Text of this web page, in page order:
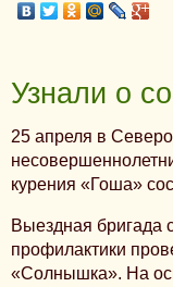
Узнали о
25 апреля в
курения «Гоша»
Выездная бригада
профилактики
«Солнышка». На